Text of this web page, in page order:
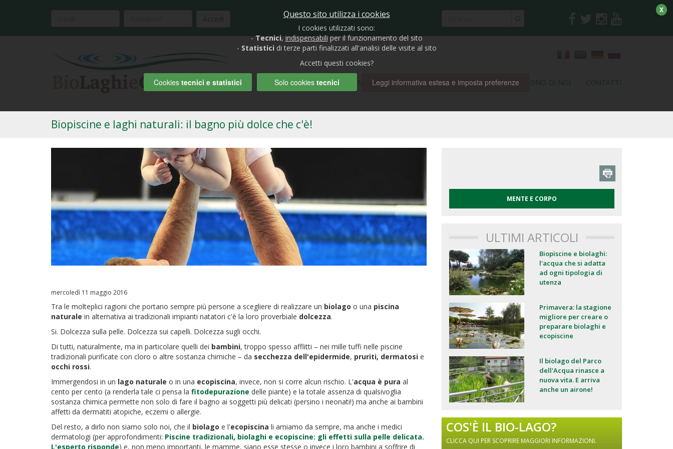
HOME BIOLAGHI E GIARDINI RUBRICHE AUTORI PARTNER DICONO DI NOI CONTATTI
Biopiscine e laghi naturali: il bagno più dolce che c'è!
mercoledì 11 maggio 2016
Tra le molteplici ragioni che portano sempre più persone a scegliere di realizzare un biolago o una piscina
naturale in alternativa ai tradizionali impianti natatori c'è la loro proverbiale dolcezza.
Si. Dolcezza sulla pelle. Dolcezza sui capelli. Dolcezza sugli occhi.
Di tutti, naturalmente, ma in particolare quelli dei bambini, troppo spesso afflitti – nei mille tuffi nelle piscine
tradizionali purificate con cloro o altre sostanza chimiche – da secchezza dell'epidermide, pruriti, dermatosi e
occhi rossi.
Immergendosi in un lago naturale o in una ecopiscina, invece, non si corre alcun rischio. L'acqua è pura al
cento per cento (a renderla tale ci pensa la fitodepurazione delle piante) e la totale assenza di qualsivoglia
sostanza chimica permette non solo di fare il bagno ai soggetti più delicati (persino i neonati!) ma anche ai bambini
affetti da dermatiti atopiche, eczemi o allergie.
Del resto, a dirlo non siamo solo noi, che il biolago e l'ecopiscina li amiamo da sempre, ma anche i medici
dermatologi (per approfondimenti: Piscine tradizionali, biolaghi e ecopiscine: gli effetti sulla pelle delicata.
L'esperto risponde) e, non meno importanti, le mamme, siano esse stesse o invece i loro bambini a soffrire di
MENTE E CORPO
ULTIMI ARTICOLI
Biopiscine e biolaghi:
l'acqua che si adatta
ad ogni tipologia di
utenza
Primavera: la stagione
migliore per creare o
preparare biolaghi e
ecopiscine
Il biolago del Parco
dell'Acqua rinasce a
nuova vita. E arriva
anche un airone!
COS'È IL BIO-LAGO?
CLICCA QUI PER SCOPRIRE MAGGIORI INFORMAZIONI.
X
Questo sito utilizza i cookies
I cookies utilizzati sono:
-Tecnici,indispensabiliper il funzionamento del sito
- Statistici di terze parti finalizzati all'analisi delle visite al sito
Accetti questi cookies?
Cookies tecnici e statistici Solo cookies tecnici Leggi informativa estesa e imposta preferenze